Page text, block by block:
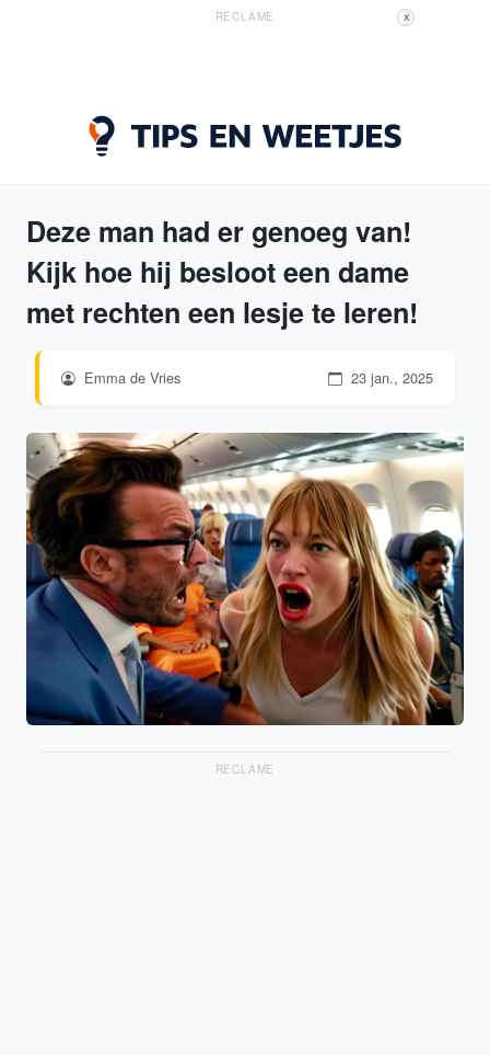
RECLAME X
Deze man had er genoeg van!
Kijk hoe hij besloot een dame
met rechten een lesje te leren!
Emma de Vries 23 jan., 2025
RECLAME